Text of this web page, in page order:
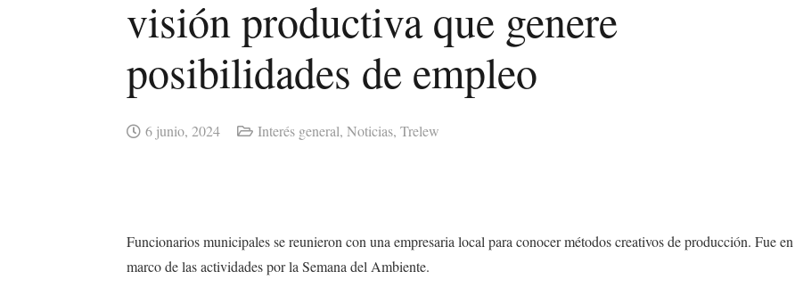
visión productiva que genere
posibilidades de empleo
6 junio, 2024 Interés general, Noticias, Trelew
Funcionarios municipales se reunieron con una empresaria local para conocer métodos creativos de producción. Fue
marco de las actividades por la Semana del Ambiente.